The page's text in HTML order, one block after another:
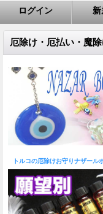
ログイン
厄除け・厄払い・魔
トルコの厄除けお守りナザール